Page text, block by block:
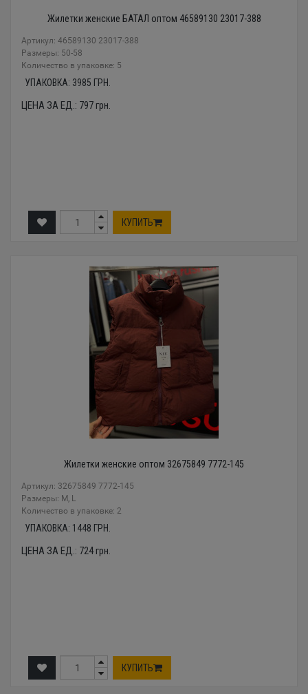
Жилетки женские БАТАЛ оптом 46589130 23017-388
Артикул: 46589130 23017-388
Размеры: 50-58
Количество в упаковке: 5
УПАКОВКА: 3985 ГРН.
ЦЕНА ЗА ЕД.: 797грн.
КУПИТЬ
Жилетки женские оптом 32675849 7772-145
Артикул: 32675849 7772-145
Размеры: М, L
Количество в упаковке: 2
УПАКОВКА: 1448 ГРН.
ЦЕНА ЗА ЕД.: 724грн.
КУПИТЬ